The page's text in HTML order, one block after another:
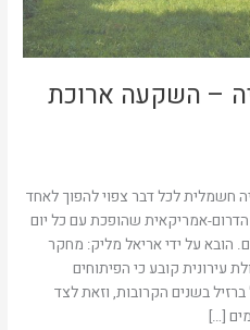
– השקעה ארוכת
חשמלית לכל דבר צפוי להפוך לאחד
אמריקאית שהופכת עם כל יום
הובא על ידי אריאל מליק: מחקר
קובע כי הפיתוחים
בשנים הקרובות, וזאת לצד
[…]